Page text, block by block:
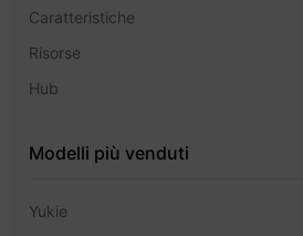
Caratteristiche
Risorse
Hub
Modelli più venduti
Yukie